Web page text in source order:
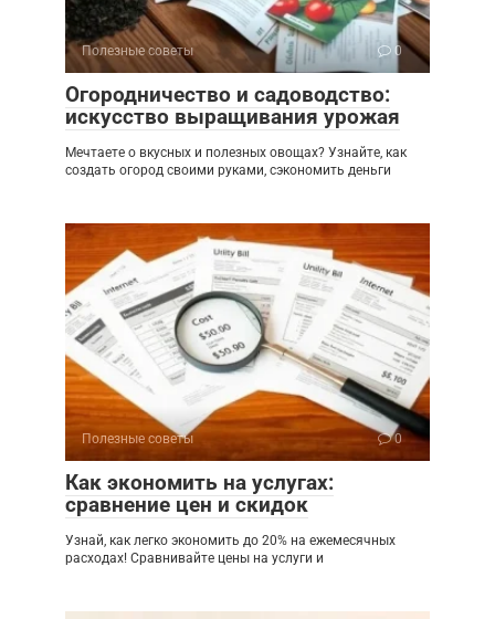
Полезные советы 0
Огородничество и садоводство:
искусство выращивания урожая
Мечтаете о вкусных и полезных овощах? Узнайте, как
создать огород своими руками, сэкономить деньги
Полезные советы 0
Как экономить на услугах:
сравнение цен и скидок
Узнай, как легко экономить до 20% на ежемесячных
расходах! Сравнивайте цены на услуги и